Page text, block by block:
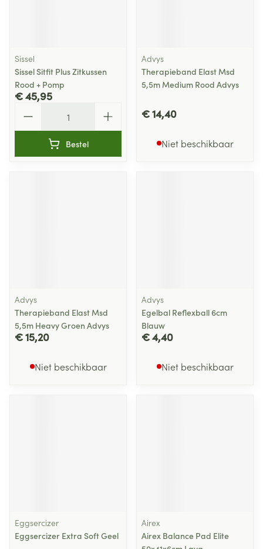
Sissel
Sissel Sitfit Plus Zitkussen
Rood + Pomp
€ 45,95
Bestel
Advys
Therapieband Elast Msd
5,5m Medium Rood Advys
€ 14,40
Niet beschikbaar
Advys
Therapieband Elast Msd
5,5m Heavy Groen Advys
€ 15,20
Niet beschikbaar
Advys
Egelbal Reflexball 6cm
Blauw
€ 4,40
Niet beschikbaar
Eggsercizer
Eggsercizer Extra Soft Geel
Airex
Airex Balance Pad Elite